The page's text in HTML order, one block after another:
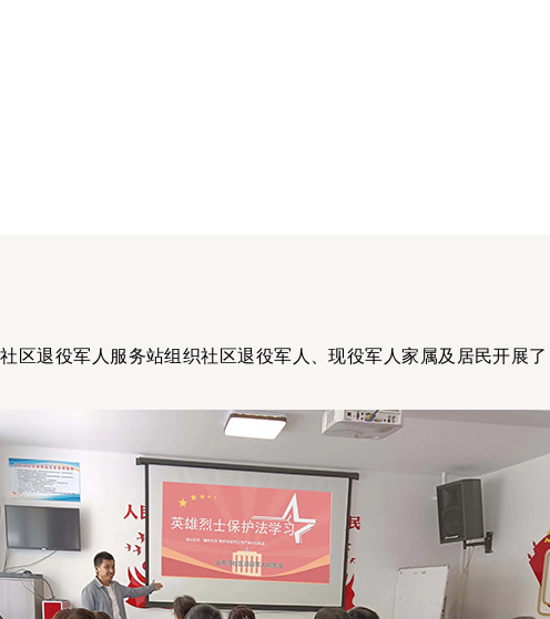
区退役军人服务站组织社区退役军人、现役军人家属及居民开展